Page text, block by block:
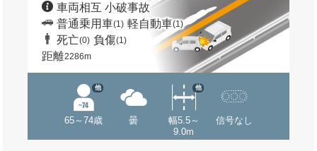
車両相互 小破事故
普通乗用車(1) 軽自動車(1)
死亡(0) 負傷(1)
距離2286m
65～74歳
他
曇
幅5.5～
9.0m
他
信号なし